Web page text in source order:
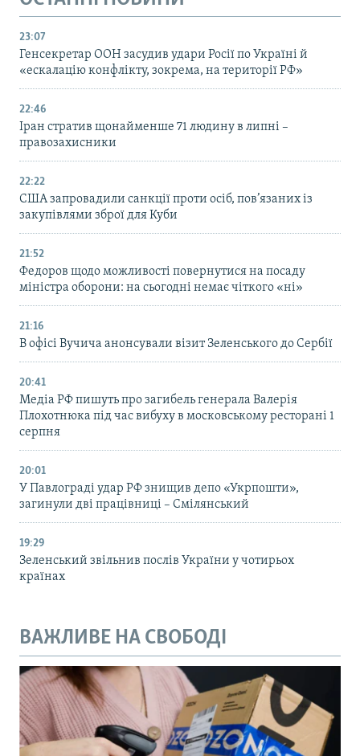
23:07
Генсекретар ООН засудив удари Росії по Україні й
«ескалацію конфлікту, зокрема, на території РФ»
22:46
Іран стратив щонайменше 71 людину в липні –
правозахисники
22:22
США запровадили санкції проти осіб, пов’язаних із
закупівлями зброї для Куби
21:52
Федоров щодо можливості повернутися на посаду
міністра оборони: на сьогодні немає чіткого «ні»
21:16
В офісі Вучича анонсували візит Зеленського до Сербії
20:41
Медіа РФ пишуть про загибель генерала Валерія
Плохотнюка під час вибуху в московському ресторані 1
серпня
20:01
У Павлограді удар РФ знищив депо «Укрпошти»,
загинули дві працівниці – Смілянський
19:29
Зеленський звільнив послів України у чотирьох
країнах
ВАЖЛИВЕ НА СВОБОДІ